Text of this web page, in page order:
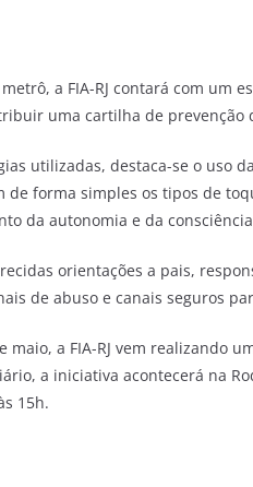
a FIA-RJ contará com
uma cartilha de prevenção
utilizadas, destaca-se o uso
de forma simples os tipos de
da autonomia e da
orientações a pais,
de abuso e canais seguros
maio, a FIA-RJ vem realizando
a iniciativa acontecerá na
15h.